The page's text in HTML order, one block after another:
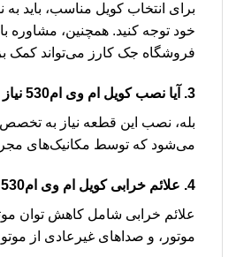
برای انتخاب کویل مناسب، باید
خود توجه کنید. همچنین، مشاوره
فروشگاه جک کارز می‌تواند کمک
3. آیا نصب کویل ام وی ام530 نیاز به تخصص دارد؟
بله، نصب این قطعه نیاز به تخصص
می‌شود که توسط مکانیک‌های
4. علائم خرابی کویل ام وی ام530 چیست؟
علائم خرابی شامل کاهش توان
موتور، و صداهای غیرعادی از